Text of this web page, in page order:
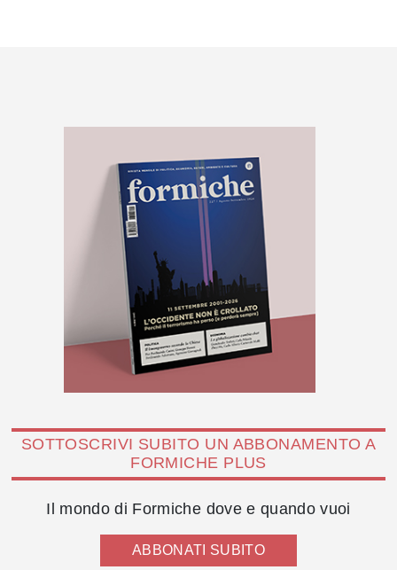
SOTTOSCRIVI SUBITO UN ABBONAMENTO A
FORMICHE PLUS
Il mondo di Formiche dove e quando vuoi
ABBONATI SUBITO